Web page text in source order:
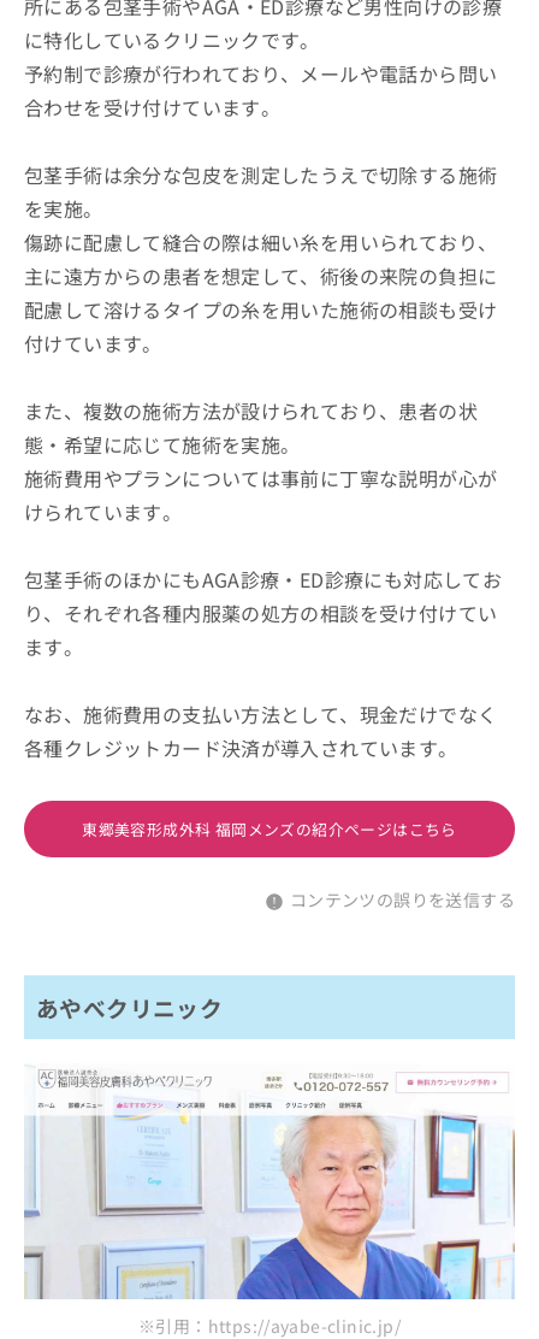
所にある包茎手術やAGA・ED診療など男性向けの診療
に特化しているクリニックです。
予約制で診療が行われており、メールや電話から問い
合わせを受け付けています。
包茎手術は余分な包皮を測定したうえで切除する施術
を実施。
傷跡に配慮して縫合の際は細い糸を用いられており、
主に遠方からの患者を想定して、術後の来院の負担に
配慮して溶けるタイプの糸を用いた施術の相談も受け
付けています。
また、複数の施術方法が設けられており、患者の状
態・希望に応じて施術を実施。
施術費用やプランについては事前に丁寧な説明が心が
けられています。
包茎手術のほかにもAGA診療・ED診療にも対応してお
り、それぞれ各種内服薬の処方の相談を受け付けてい
ます。
なお、施術費用の支払い方法として、現金だけでなく
各種クレジットカード決済が導入されています。
東郷美容形成外科 福岡メンズの紹介ページはこちら
コンテンツの誤りを送信する
あやべクリニック
※引用：https://ayabe-clinic.jp/